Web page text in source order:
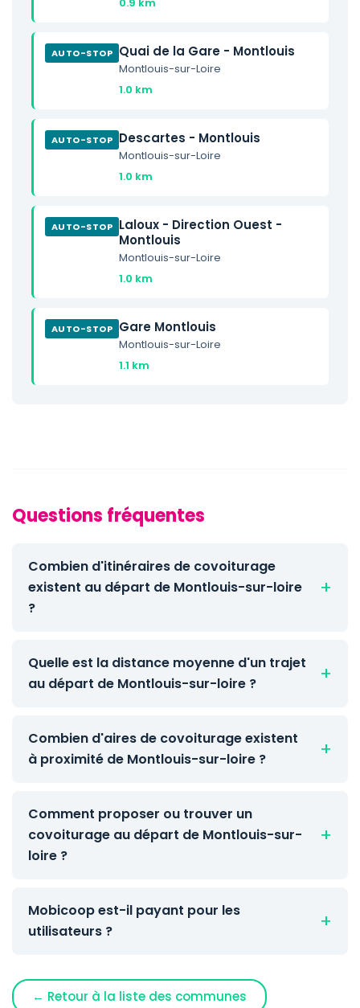
AUTO-STOP Quai de la Gare - Montlouis
Montlouis-sur-Loire
1.0 km
AUTO-STOP Descartes - Montlouis
Montlouis-sur-Loire
1.0 km
AUTO-STOP Laloux - Direction Ouest -
Montlouis
Montlouis-sur-Loire
1.0 km
AUTO-STOP Gare Montlouis
Montlouis-sur-Loire
1.1 km
Questions fréquentes
Combien d'itinéraires de covoiturage
existent au départ de Montlouis-sur-loire
?
Quelle est la distance moyenne d'un trajet
au départ de Montlouis-sur-loire ?
Combien d'aires de covoiturage existent
à proximité de Montlouis-sur-loire ?
Comment proposer ou trouver un
covoiturage au départ de Montlouis-sur-
loire ?
Mobicoop est-il payant pour les
utilisateurs ?
← Retour à la liste des communes